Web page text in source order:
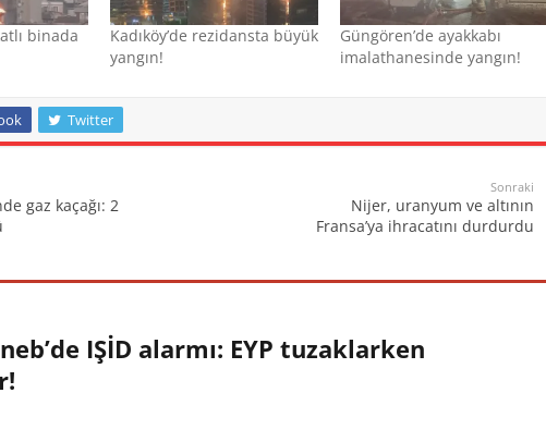
binada
Kadıköy’de rezidansta büyük
yangın!
Güngören’de ayakkabı
imalathanesinde yangın!
Twitter
gaz kaçağı: 2
Sonraki
Nijer, uranyum ve altının
Fransa’ya ihracatını durdurdu
IŞİD alarmı: EYP tuzaklarken